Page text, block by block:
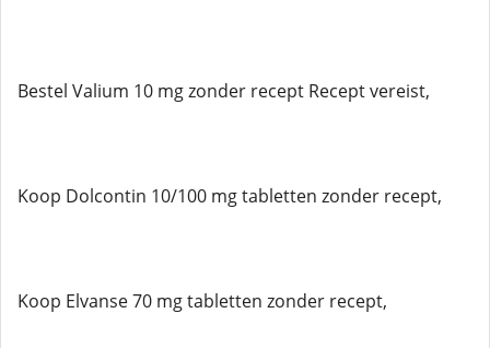
Bestel Valium 10 mg zonder recept Recept vereist,
Koop Dolcontin 10/100 mg tabletten zonder recept,
Koop Elvanse 70 mg tabletten zonder recept,